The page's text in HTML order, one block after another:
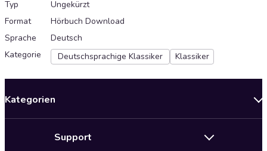
Typ
Ungekürzt
Format
Hörbuch Download
Sprache
Deutsch
Kategorie
Deutschsprachige Klassiker Klassiker
Kategorien
Support